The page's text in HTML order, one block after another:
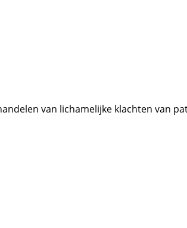
van lichamelijke klachten van